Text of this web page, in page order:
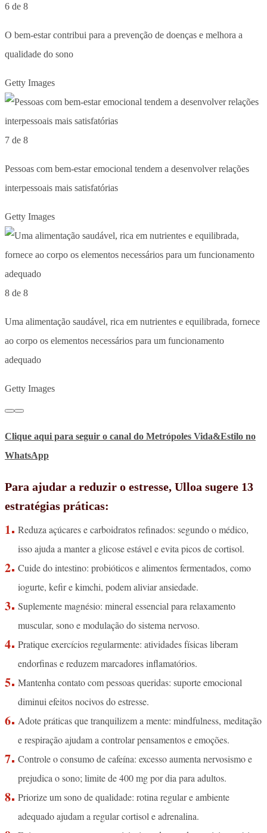
6 de 8
O bem-estar contribui para a prevenção de doenças e melhora a
qualidade do sono
Getty Images
7 de 8
Pessoas com bem-estar emocional tendem a desenvolver relações
interpessoais mais satisfatórias
Getty Images
8 de 8
Uma alimentação saudável, rica em nutrientes e equilibrada, fornece
ao corpo os elementos necessários para um funcionamento
adequado
Getty Images
Clique aqui para seguir o canal do Metrópoles Vida&Estilo no
WhatsApp
Para ajudar a reduzir o estresse, Ulloa sugere 13
estratégias práticas:
Reduza açúcares e carboidratos refinados: segundo o médico,
isso ajuda a manter a glicose estável e evita picos de cortisol.
Cuide do intestino: probióticos e alimentos fermentados, como
iogurte, kefir e kimchi, podem aliviar ansiedade.
Suplemente magnésio: mineral essencial para relaxamento
muscular, sono e modulação do sistema nervoso.
Pratique exercícios regularmente: atividades físicas liberam
endorfinas e reduzem marcadores inflamatórios.
Mantenha contato com pessoas queridas: suporte emocional
diminui efeitos nocivos do estresse.
Adote práticas que tranquilizem a mente: mindfulness, meditação
e respiração ajudam a controlar pensamentos e emoções.
Controle o consumo de cafeína: excesso aumenta nervosismo e
prejudica o sono; limite de 400 mg por dia para adultos.
Priorize um sono de qualidade: rotina regular e ambiente
adequado ajudam a regular cortisol e adrenalina.